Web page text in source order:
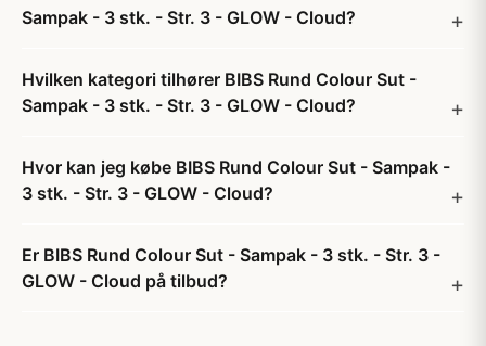
Sampak - 3 stk. - Str. 3 - GLOW - Cloud?
Hvilken kategori tilhører BIBS Rund Colour Sut -
Sampak - 3 stk. - Str. 3 - GLOW - Cloud?
Hvor kan jeg købe BIBS Rund Colour Sut - Sampak -
3 stk. - Str. 3 - GLOW - Cloud?
Er BIBS Rund Colour Sut - Sampak - 3 stk. - Str. 3 -
GLOW - Cloud på tilbud?